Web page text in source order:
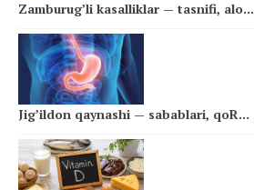
Zamburug’li kasalliklar — tasnifi, alo...
Jig’ildon qaynashi — sabablari, qoR...